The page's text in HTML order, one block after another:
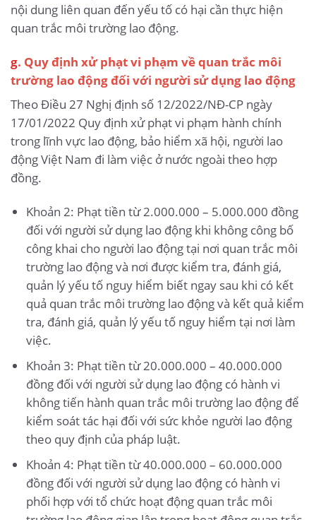
nội dung liên quan đến yếu tố có hại cần thực hiện
quan trắc môi trường lao động.
g. Quy định xử phạt vi phạm về quan trắc môi
trường lao động đối với người sử dụng lao động
Theo Điều 27 Nghị định số 12/2022/NĐ-CP ngày
17/01/2022 Quy định xử phạt vi phạm hành chính
trong lĩnh vực lao động, bảo hiểm xã hội, người lao
động Việt Nam đi làm việc ở nước ngoài theo hợp
đồng.
Khoản 2: Phạt tiền từ 2.000.000 – 5.000.000 đồng
đối với người sử dụng lao động khi không công bố
công khai cho người lao động tại nơi quan trắc môi
trường lao động và nơi được kiểm tra, đánh giá,
quản lý yếu tố nguy hiểm biết ngay sau khi có kết
quả quan trắc môi trường lao động và kết quả kiểm
tra, đánh giá, quản lý yếu tố nguy hiểm tại nơi làm
việc.
Khoản 3: Phạt tiền từ 20.000.000 – 40.000.000
đồng đối với người sử dụng lao động có hành vi
không tiến hành quan trắc môi trường lao động để
kiểm soát tác hại đối với sức khỏe người lao động
theo quy định của pháp luật.
Khoản 4: Phạt tiền từ 40.000.000 – 60.000.000
đồng đối với người sử dụng lao động có hành vi
phối hợp với tổ chức hoạt động quan trắc môi